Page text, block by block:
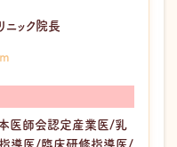
ニック院長
医師会認定産業医/乳
指導医/臨床研修指導医/